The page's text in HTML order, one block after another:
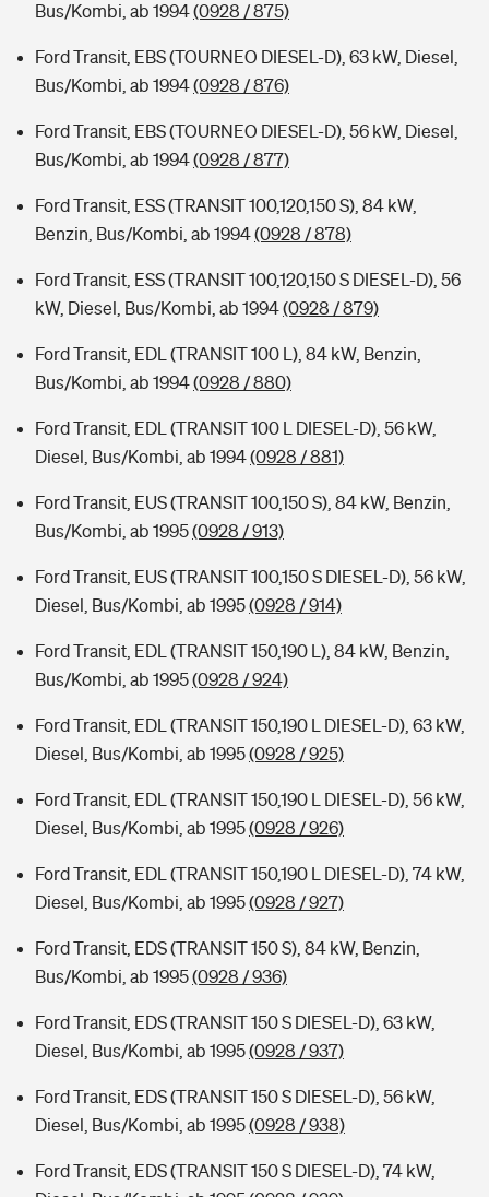
Bus/Kombi, ab 1994(0928 / 875)
Ford Transit, EBS (TOURNEO DIESEL-D), 63 kW, Diesel,
Bus/Kombi, ab 1994(0928 / 876)
Ford Transit, EBS (TOURNEO DIESEL-D), 56 kW, Diesel,
Bus/Kombi, ab 1994(0928 / 877)
Ford Transit, ESS (TRANSIT 100,120,150 S), 84 kW,
Benzin, Bus/Kombi, ab 1994(0928 / 878)
Ford Transit, ESS (TRANSIT 100,120,150 S DIESEL-D), 56
kW, Diesel, Bus/Kombi, ab 1994(0928 / 879)
Ford Transit, EDL (TRANSIT 100 L), 84 kW, Benzin,
Bus/Kombi, ab 1994(0928 / 880)
Ford Transit, EDL (TRANSIT 100 L DIESEL-D), 56 kW,
Diesel, Bus/Kombi, ab 1994(0928 / 881)
Ford Transit, EUS (TRANSIT 100,150 S), 84 kW, Benzin,
Bus/Kombi, ab 1995(0928 / 913)
Ford Transit, EUS (TRANSIT 100,150 S DIESEL-D), 56 kW,
Diesel, Bus/Kombi, ab 1995(0928 / 914)
Ford Transit, EDL (TRANSIT 150,190 L), 84 kW, Benzin,
Bus/Kombi, ab 1995(0928 / 924)
Ford Transit, EDL (TRANSIT 150,190 L DIESEL-D), 63 kW,
Diesel, Bus/Kombi, ab 1995(0928 / 925)
Ford Transit, EDL (TRANSIT 150,190 L DIESEL-D), 56 kW,
Diesel, Bus/Kombi, ab 1995(0928 / 926)
Ford Transit, EDL (TRANSIT 150,190 L DIESEL-D), 74 kW,
Diesel, Bus/Kombi, ab 1995(0928 / 927)
Ford Transit, EDS (TRANSIT 150 S), 84 kW, Benzin,
Bus/Kombi, ab 1995(0928 / 936)
Ford Transit, EDS (TRANSIT 150 S DIESEL-D), 63 kW,
Diesel, Bus/Kombi, ab 1995(0928 / 937)
Ford Transit, EDS (TRANSIT 150 S DIESEL-D), 56 kW,
Diesel, Bus/Kombi, ab 1995(0928 / 938)
Ford Transit, EDS (TRANSIT 150 S DIESEL-D), 74 kW,